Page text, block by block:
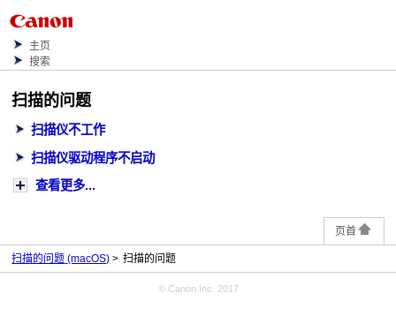
主页
搜索
扫描的问题
扫描仪不工作
扫描仪驱动程序不启动
查看更多...
页首
扫描的问题 (macOS) 扫描的问题
© Canon Inc. 2017